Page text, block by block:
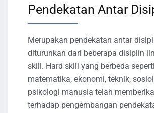
Pendekatan Antar
Merupakan pendekatan antar
diturunkan dari beberapa disiplin
skill. Hard skill yang berbeda
matematika, ekonomi, teknik,
psikologi manusia telah
terhadap pengembangan